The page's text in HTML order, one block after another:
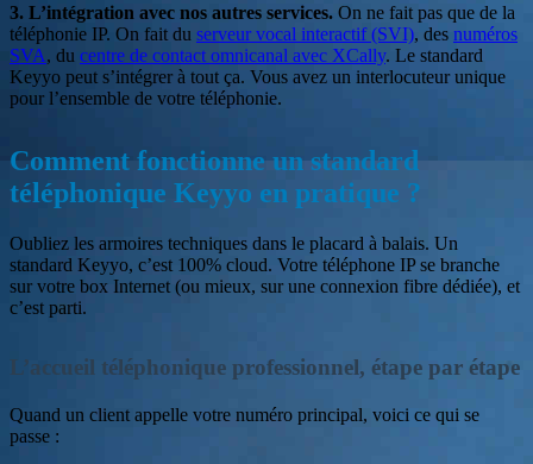
3. L’intégration avec nos autres services. On ne fait pas que de la
téléphonie IP. On fait du serveur vocal interactif (SVI), des numéros
SVA, du centre de contact omnicanal avec XCally. Le standard
Keyyo peut s’intégrer à tout ça. Vous avez un interlocuteur unique
pour l’ensemble de votre téléphonie.
Comment fonctionne un standard
téléphonique Keyyo en pratique ?
Oubliez les armoires techniques dans le placard à balais. Un
standard Keyyo, c’est 100% cloud. Votre téléphone IP se branche
sur votre box Internet (ou mieux, sur une connexion fibre dédiée), et
c’est parti.
L’accueil téléphonique professionnel, étape par étape
Quand un client appelle votre numéro principal, voici ce qui se
passe :